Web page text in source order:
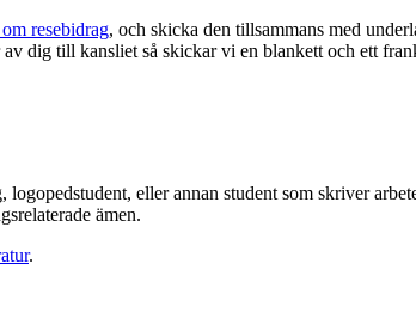
resebidrag, och skicka den tillsammans med
dig till kansliet så skickar vi en blankett och ett
eller annan student som skriver
ämen.
.